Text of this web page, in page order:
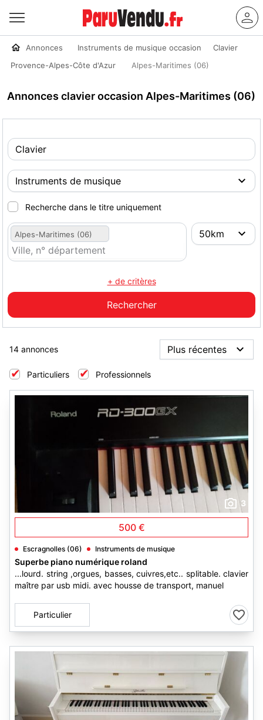
Annonces Instruments de musique occasion
Clavier
Provence-Alpes-Côte d'Azur
Alpes-Maritimes (06)
Annonces clavier occasion Alpes-Maritimes (06)
Recherche dans le titre uniquement
Alpes-Maritimes (06)
+ de critères
14 annonces
Particuliers Professionnels
3
500 €
Escragnolles (06) Instruments de musique
Superbe piano numérique roland
...lourd. string ,orgues, basses, cuivres,etc.. splitable. clavier
maître par usb midi. avec housse de transport, manuel
Particulier